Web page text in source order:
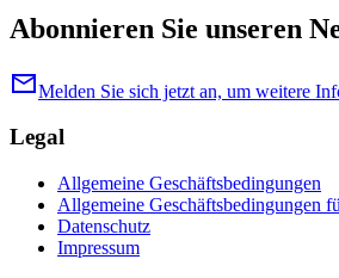
Abonnieren Sie unseren
mailMelden Sie sich jetzt an, um weitere
Legal
Allgemeine Geschäftsbedingungen
Allgemeine Geschäftsbedingungen
Datenschutz
Impressum